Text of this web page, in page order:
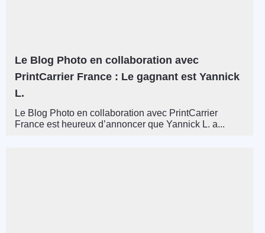
Le Blog Photo en collaboration avec
PrintCarrier France : Le gagnant est Yannick
L.
Le Blog Photo en collaboration avec PrintCarrier
France est heureux d’annoncer que Yannick L. a...